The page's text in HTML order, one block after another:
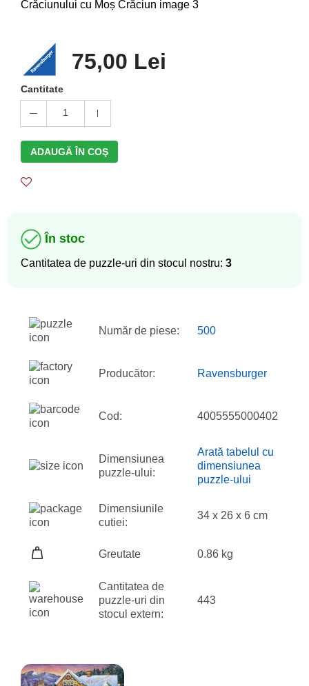
75,00 Lei
Cantitate
1
ADAUGĂ ÎN COŞ
În stoc
Cantitatea de puzzle-uri din stocul nostru: 3
Număr de piese: 500
Producător: Ravensburger
Cod: 4005555000402
Dimensiunea
puzzle-ului:
Arată tabelul cu
dimensiunea
puzzle-ului
Dimensiunile
cutiei:
34 x 26 x 6 cm
Greutate 0.86 kg
Cantitatea de
puzzle-uri din
stocul extern:
443